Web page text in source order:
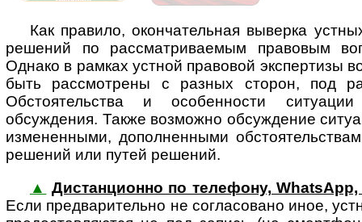
Как правило, окончательная выверка
решений по рассматриваемым правовым
Однако в рамках устной правовой экспертизы
быть рассмотрены с разных сторон, под
Обстоятельства и особенности
обсуждения. Также возможно обсуждение
измененными, дополненными
решений или путей решений.
▲ Дистанционно по телефону,
Если пред­ва­ри­тел­ьно не со­г­ла­со­ва­но иное,